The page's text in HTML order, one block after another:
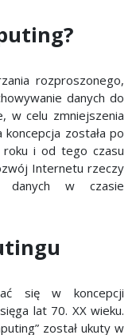
rozproszonego,
danych do
w celu zmniejszenia
została po
i od tego czasu
Internetu rzeczy
danych w czasie
się w koncepcji
lat 70. XX wieku.
został ukuty w